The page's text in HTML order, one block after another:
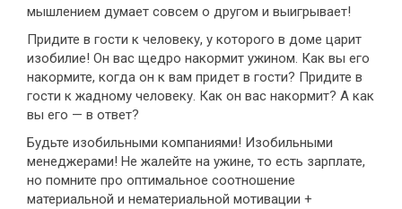
мышлением думает совсем о другом и выигрывает!
Придите в гости к человеку, у которого в доме царит
изобилие! Он вас щедро накормит ужином. Как вы его
накормите, когда он к вам придет в гости? Придите в
гости к жадному человеку. Как он вас накормит? А как
вы его — в ответ?
Будьте изобильными компаниями! Изобильными
менеджерами! Не жалейте на ужине, то есть зарплате,
но помните про оптимальное соотношение
материальной и нематериальной мотивации +